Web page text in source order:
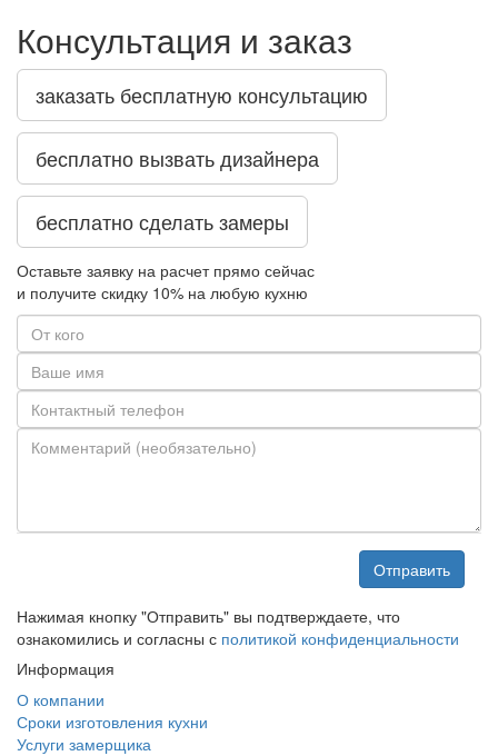
Консультация и заказ
заказать бесплатную консультацию
бесплатно вызвать дизайнера
бесплатно сделать замеры
Оставьте заявку на расчет прямо сейчас
и получите скидку 10% на любую кухню
Отправить
Нажимая кнопку "Отправить" вы подтверждаете, что
ознакомились и согласны с политикой конфиденциальности
Информация
О компании
Сроки изготовления кухни
Услуги замерщика